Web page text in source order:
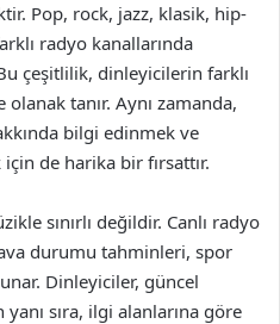
Pop, rock, jazz, klasik, hip-
radyo kanallarında
çeşitlilik, dinleyicilerin farklı
tanır. Aynı zamanda,
bilgi edinmek ve
de harika bir fırsattır.
sınırlı değildir. Canlı radyo
durumu tahminleri, spor
Dinleyiciler, güncel
sıra, ilgi alanlarına göre